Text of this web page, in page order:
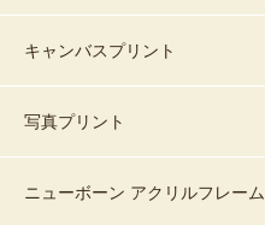
キャンバスプリント
写真プリント
ニューボーン アクリルフレーム